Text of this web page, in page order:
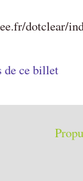
dotclear/
de ce billet